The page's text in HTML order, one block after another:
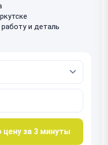
и деталь
за 3 минуты